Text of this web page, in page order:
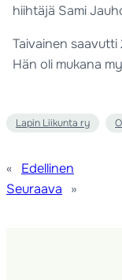
hiihtäjä Sami
Taivainen saavutti
Hän oli mukana
Lapin Liikunta ry
«
Edellinen
Seuraava
»